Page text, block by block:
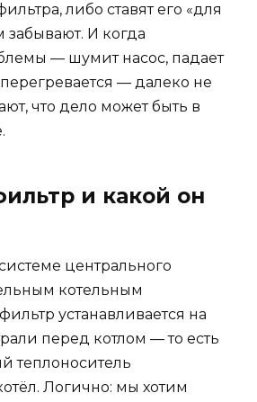
либо ставят его «для
забывают. И когда
— шумит насос, падает
— далеко не
что дело может быть в
и какой он
центрального
котельным
устанавливается на
перед котлом — то есть
теплоноситель
Логично: мы хотим